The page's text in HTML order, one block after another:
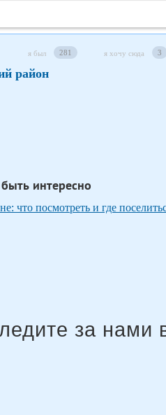
я был 281 я хочу сюда 3
район
интересно
что посмотреть и где